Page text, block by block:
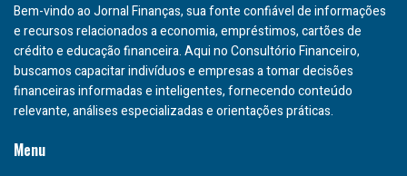
Bem-vindo ao Jornal Finanças, sua fonte confiável de informações
e recursos relacionados a economia, empréstimos, cartões de
crédito e educação financeira. Aqui no Consultório Financeiro,
buscamos capacitar indivíduos e empresas a tomar decisões
financeiras informadas e inteligentes, fornecendo conteúdo
relevante, análises especializadas e orientações práticas.
Menu